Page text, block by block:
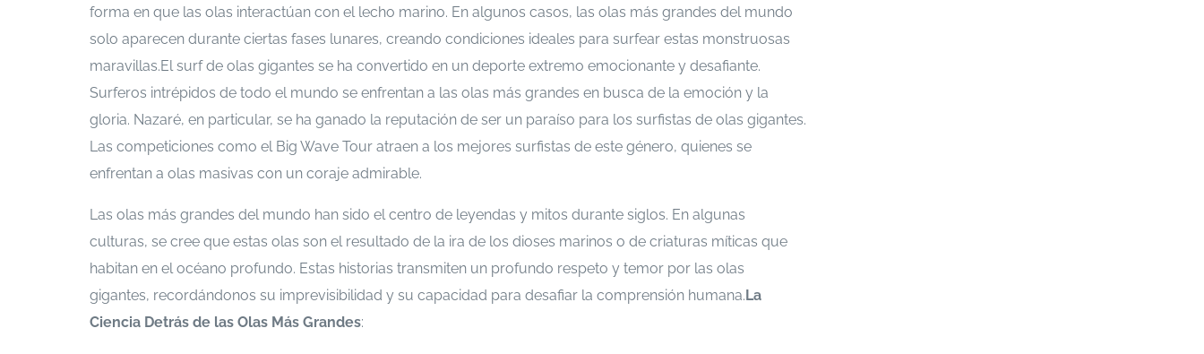
forma en que las olas interactúan con el lecho marino. En algunos casos, las olas más grandes del mundo
solo aparecen durante ciertas fases lunares, creando condiciones ideales para surfear estas monstruosas
maravillas.El surf de olas gigantes se ha convertido en un deporte extremo emocionante y desafiante.
Surferos intrépidos de todo el mundo se enfrentan a las olas más grandes en busca de la emoción y la
gloria. Nazaré, en particular, se ha ganado la reputación de ser un paraíso para los surfistas de olas gigantes.
Las competiciones como el Big Wave Tour atraen a los mejores surfistas de este género, quienes se
enfrentan a olas masivas con un coraje admirable.
Las olas más grandes del mundo han sido el centro de leyendas y mitos durante siglos. En algunas
culturas, se cree que estas olas son el resultado de la ira de los dioses marinos o de criaturas míticas que
habitan en el océano profundo. Estas historias transmiten un profundo respeto y temor por las olas
gigantes, recordándonos su imprevisibilidad y su capacidad para desafiar la comprensión humana. La
Ciencia Detrás de las Olas Más Grandes: